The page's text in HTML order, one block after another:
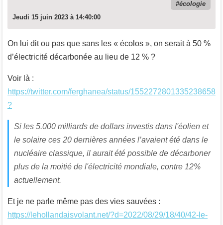
écologie
Jeudi 15 juin 2023 à 14:40:00
On lui dit ou pas que sans les « écolos », on serait à 50 %
d’électricité décarbonée au lieu de 12 % ?
Voir là :
https://twitter.com/ferghanea/status/1552272801335238658
?
Si les 5.000 milliards de dollars investis dans l'éolien et
le solaire ces 20 dernières années l’avaient été dans le
nucléaire classique, il aurait été possible de décarboner
plus de la moitié de l'électricité mondiale, contre 12%
actuellement.
Et je ne parle même pas des vies sauvées :
https://lehollandaisvolant.net/?d=2022/08/29/18/40/42-le-